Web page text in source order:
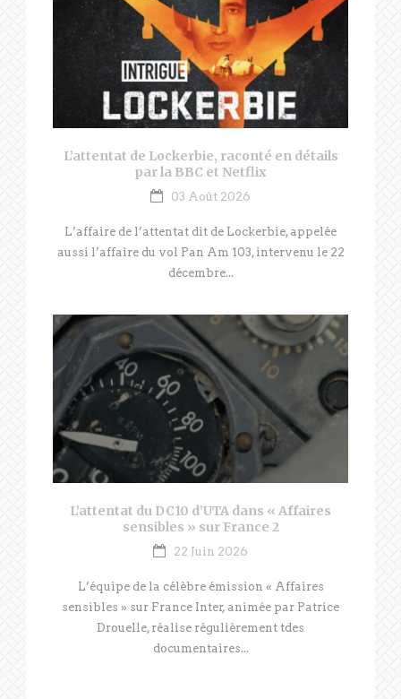
L’attentat de Lockerbie, raconté en détails
par la BBC et Netflix
03 Août 2026
L’affaire de l’attentat dit de Lockerbie, appelée
aussi l’affaire du vol Pan Am 103, intervenu le 22
décembre...
L’attentat du DC10 d’UTA dans « Affaires
sensibles » sur France 2
22 Juin 2026
L’équipe de la célèbre émission « Affaires
sensibles » sur France Inter, animée par Patrice
Drouelle, réalise régulièrement tdes
documentaires...